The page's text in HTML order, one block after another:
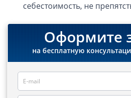
Мерчант аккаунт
VAT номер (НДС)
Проверка названий Английских
Регистрация торговой марки в UK
себестоимость, не
Оформите
на бесплатную